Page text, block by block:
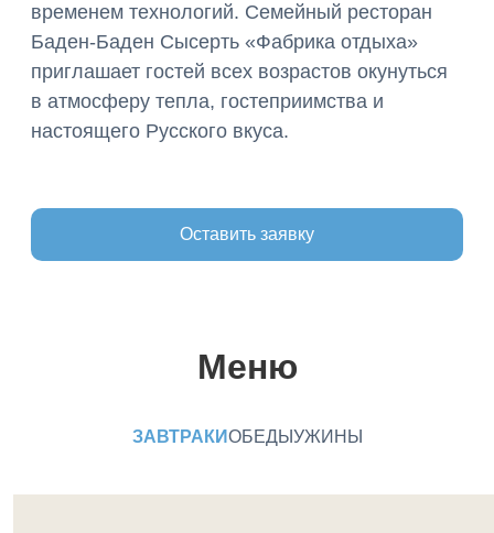
временем технологий. Семейный ресторан
Баден-Баден Сысерть «Фабрика отдыха»
приглашает гостей всех возрастов окунуться
в атмосферу тепла, гостеприимства и
настоящего Русского вкуса.
Оставить заявку
Меню
ЗАВТРАКИОБЕДЫ УЖИНЫ